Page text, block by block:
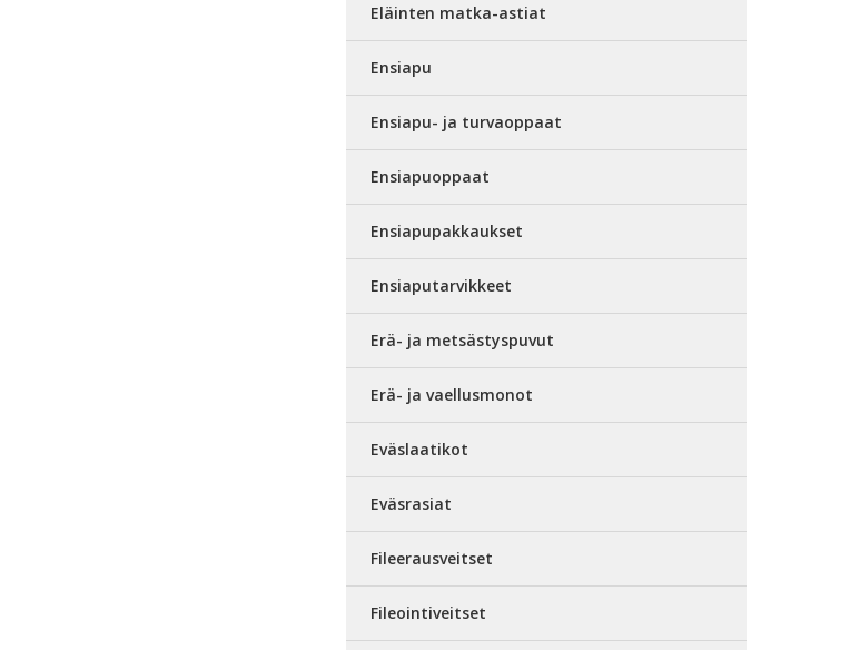
Eläinten matka-astiat
Ensiapu
Ensiapu- ja turvaoppaat
Ensiapuoppaat
Ensiapupakkaukset
Ensiaputarvikkeet
Erä- ja metsästyspuvut
Erä- ja vaellusmonot
Eväslaatikot
Eväsrasiat
Fileerausveitset
Fileointiveitset